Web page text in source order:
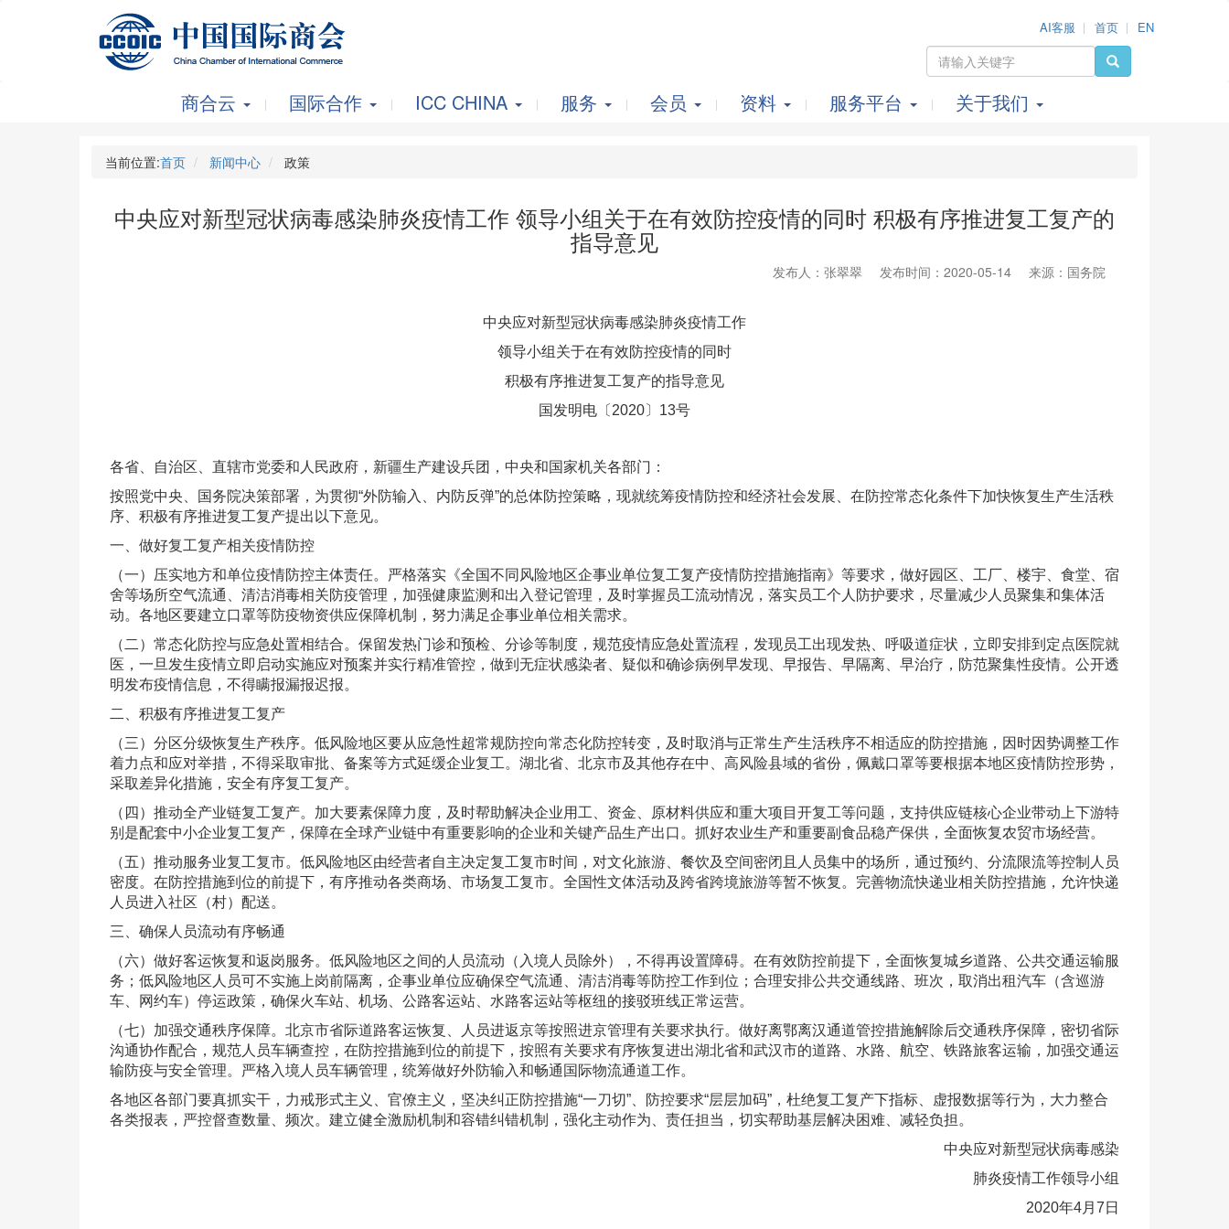
AI客服 首页 EN
商合云 国际合作 ICC CHINA 服务 会员 资料 服务平台 关于我们
当前位置:首页 新闻中心 政策
中央应对新型冠状病毒感染肺炎疫情工作 领导小组关于在有效防控疫情的同时 积极有序推进复工复产的
指导意见
发布人：张翠翠 发布时间：2020-05-14 来源：国务院
中央应对新型冠状病毒感染肺炎疫情工作
领导小组关于在有效防控疫情的同时
积极有序推进复工复产的指导意见
国发明电〔2020〕13号
各省、自治区、直辖市党委和人民政府，新疆生产建设兵团，中央和国家机关各部门：
按照党中央、国务院决策部署，为贯彻“外防输入、内防反弹”的总体防控策略，现就统筹疫情防控和经济社会发展、在防控常态化条件下加快恢复生产生活秩
序、积极有序推进复工复产提出以下意见。
一、做好复工复产相关疫情防控
（一）压实地方和单位疫情防控主体责任。严格落实《全国不同风险地区企事业单位复工复产疫情防控措施指南》等要求，做好园区、工厂、楼宇、食堂、宿
舍等场所空气流通、清洁消毒相关防疫管理，加强健康监测和出入登记管理，及时掌握员工流动情况，落实员工个人防护要求，尽量减少人员聚集和集体活
动。各地区要建立口罩等防疫物资供应保障机制，努力满足企事业单位相关需求。
（二）常态化防控与应急处置相结合。保留发热门诊和预检、分诊等制度，规范疫情应急处置流程，发现员工出现发热、呼吸道症状，立即安排到定点医院就
医，一旦发生疫情立即启动实施应对预案并实行精准管控，做到无症状感染者、疑似和确诊病例早发现、早报告、早隔离、早治疗，防范聚集性疫情。公开透
明发布疫情信息，不得瞒报漏报迟报。
二、积极有序推进复工复产
（三）分区分级恢复生产秩序。低风险地区要从应急性超常规防控向常态化防控转变，及时取消与正常生产生活秩序不相适应的防控措施，因时因势调整工作
着力点和应对举措，不得采取审批、备案等方式延缓企业复工。湖北省、北京市及其他存在中、高风险县域的省份，佩戴口罩等要根据本地区疫情防控形势，
采取差异化措施，安全有序复工复产。
（四）推动全产业链复工复产。加大要素保障力度，及时帮助解决企业用工、资金、原材料供应和重大项目开复工等问题，支持供应链核心企业带动上下游特
别是配套中小企业复工复产，保障在全球产业链中有重要影响的企业和关键产品生产出口。抓好农业生产和重要副食品稳产保供，全面恢复农贸市场经营。
（五）推动服务业复工复市。低风险地区由经营者自主决定复工复市时间，对文化旅游、餐饮及空间密闭且人员集中的场所，通过预约、分流限流等控制人员
密度。在防控措施到位的前提下，有序推动各类商场、市场复工复市。全国性文体活动及跨省跨境旅游等暂不恢复。完善物流快递业相关防控措施，允许快递
人员进入社区（村）配送。
三、确保人员流动有序畅通
（六）做好客运恢复和返岗服务。低风险地区之间的人员流动（入境人员除外），不得再设置障碍。在有效防控前提下，全面恢复城乡道路、公共交通运输服
务；低风险地区人员可不实施上岗前隔离，企事业单位应确保空气流通、清洁消毒等防控工作到位；合理安排公共交通线路、班次，取消出租汽车（含巡游
车、网约车）停运政策，确保火车站、机场、公路客运站、水路客运站等枢纽的接驳班线正常运营。
（七）加强交通秩序保障。北京市省际道路客运恢复、人员进返京等按照进京管理有关要求执行。做好离鄂离汉通道管控措施解除后交通秩序保障，密切省际
沟通协作配合，规范人员车辆查控，在防控措施到位的前提下，按照有关要求有序恢复进出湖北省和武汉市的道路、水路、航空、铁路旅客运输，加强交通运
输防疫与安全管理。严格入境人员车辆管理，统筹做好外防输入和畅通国际物流通道工作。
各地区各部门要真抓实干，力戒形式主义、官僚主义，坚决纠正防控措施“一刀切”、防控要求“层层加码”，杜绝复工复产下指标、虚报数据等行为，大力整合
各类报表，严控督查数量、频次。建立健全激励机制和容错纠错机制，强化主动作为、责任担当，切实帮助基层解决困难、减轻负担。
中央应对新型冠状病毒感染
肺炎疫情工作领导小组
2020年4月7日